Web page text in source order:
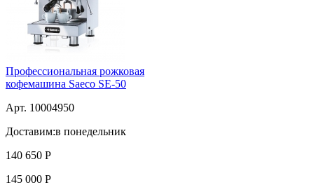
Профессиональная рожковая
кофемашина Saeco SE-50
Арт. 10004950
Доставим:в понедельник
140 650 Р
145 000 Р